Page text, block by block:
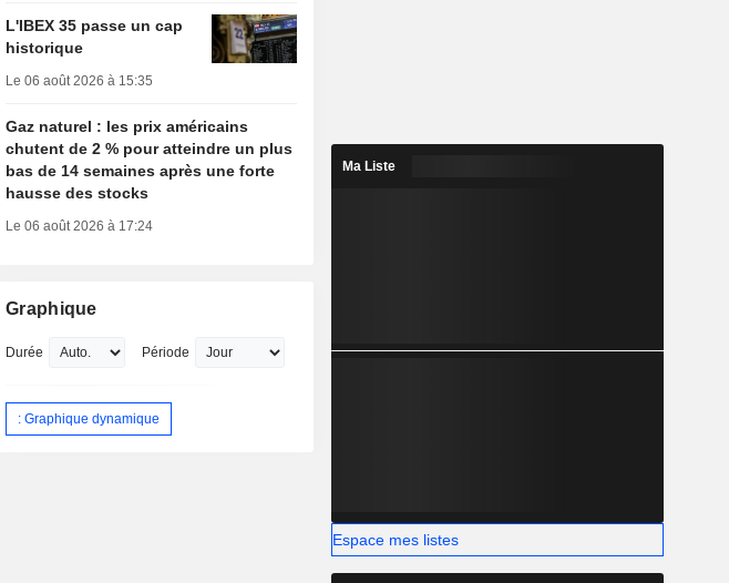
L'IBEX 35 passe un cap
historique
Le 06 août 2026 à 15:35
Gaz naturel : les prix américains
chutent de 2 % pour atteindre un plus
bas de 14 semaines après une forte
hausse des stocks
Le 06 août 2026 à 17:24
Graphique
Durée Période
: Graphique dynamique
Ma Liste
Espace mes listes